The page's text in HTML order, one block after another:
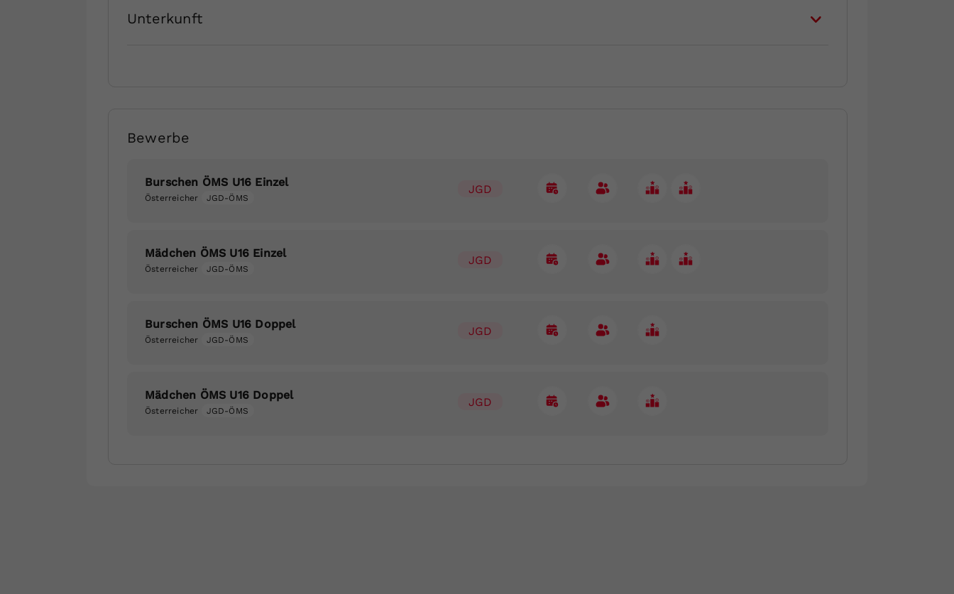
Unterkunft
Bewerbe
Burschen ÖMS U16 Einzel
Österreicher JGD-ÖMS
JGD
Mädchen ÖMS U16 Einzel
Österreicher JGD-ÖMS
JGD
Burschen ÖMS U16 Doppel
Österreicher JGD-ÖMS
JGD
Mädchen ÖMS U16 Doppel
Österreicher JGD-ÖMS
JGD